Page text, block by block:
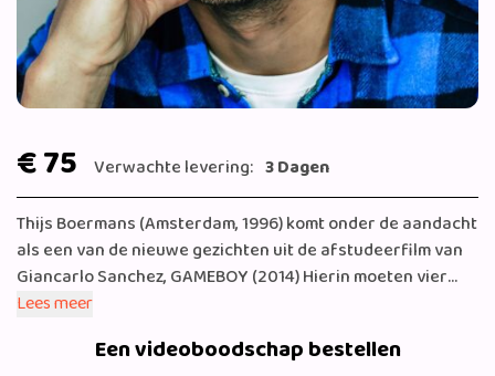
€ 75 Verwachte levering: 3 Dagen
Thijs Boermans (Amsterdam, 1996) komt onder de aandacht
als een van de nieuwe gezichten uit de afstudeerfilm van
Giancarlo Sanchez, GAMEBOY (2014) Hierin moeten vier
havoscholieren de consequenties onder ogen zien van het
Fiction Award. Thijs volgt deze rol op met een optreden in
Lees meer
Een videoboodschap bestellen